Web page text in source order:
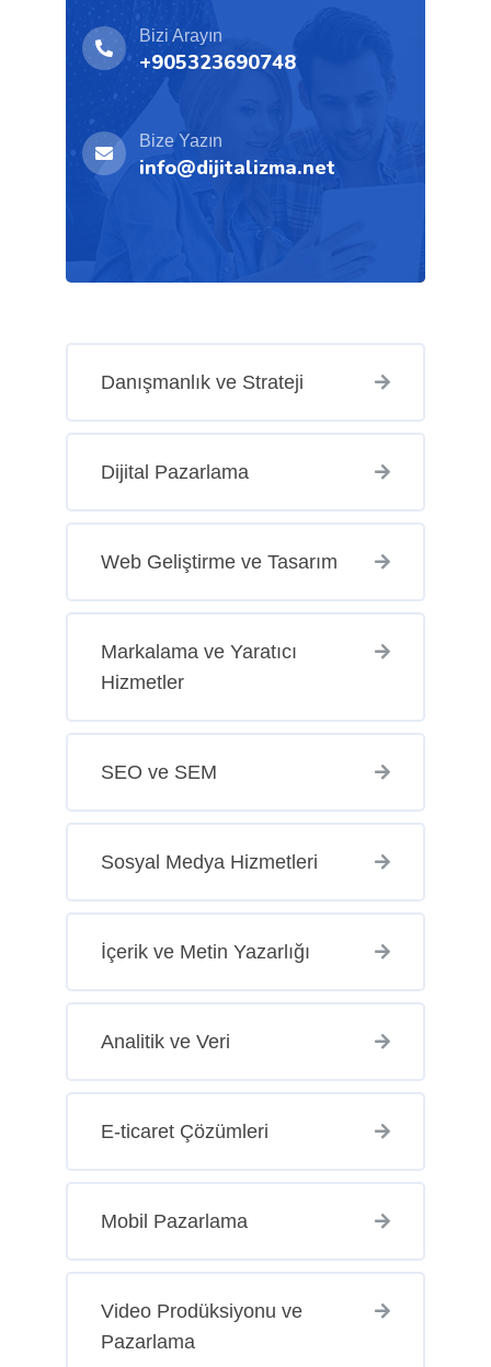
Bizi Arayın
+905323690748
Bize Yazın
info@dijitalizma.net
Danışmanlık ve Strateji
Dijital Pazarlama
Web Geliştirme ve Tasarım
Markalama ve Yaratıcı
Hizmetler
SEO ve SEM
Sosyal Medya Hizmetleri
İçerik ve Metin Yazarlığı
Analitik ve Veri
E-ticaret Çözümleri
Mobil Pazarlama
Video Prodüksiyonu ve
Pazarlama